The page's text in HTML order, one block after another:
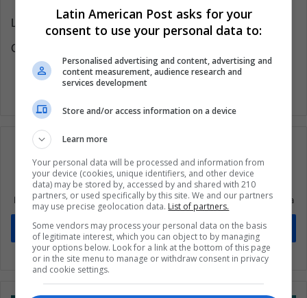
Copy edited by Laura Rocha Rueda
Suscríbete a nuestra lista de correos
Mantente informado sobre lo que está pasando en Latinoamérica
Suscríbete
Latin American Post asks for your
consent to use your personal data to:
Personalised advertising and content, advertising and
content measurement, audience research and
services development
Store and/or access information on a device
Learn more
Your personal data will be processed and information from
your device (cookies, unique identifiers, and other device
data) may be stored by, accessed by and shared with 210
partners, or used specifically by this site. We and our partners
may use precise geolocation data. List of partners.
Some vendors may process your personal data on the basis
of legitimate interest, which you can object to by managing
your options below. Look for a link at the bottom of this page
or in the site menu to manage or withdraw consent in privacy
and cookie settings.